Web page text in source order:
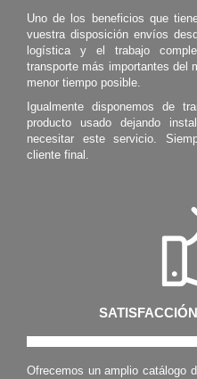
Uno de los beneficios que
vuestra disposición envíos
logística y el trabajo
transporte más importantes del
menor tiempo posible.
Igualmente disponemos de
producto usado dejando
necesitar este servicio.
cliente final.
Ofrecemos un amplio catálogo